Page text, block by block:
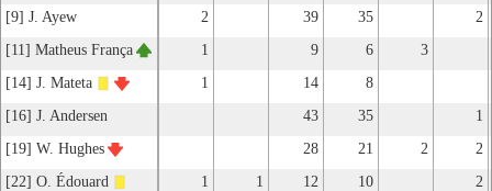
[9] J. Ayew
2 39 35
2
[11] Matheus França
1 9 6
3
[14] J. Mateta
1 14
8
[16] J. Andersen
43 35
1
[19] W. Hughes
28 21 2
2
[22] O. Édouard
1 1 12 10
2